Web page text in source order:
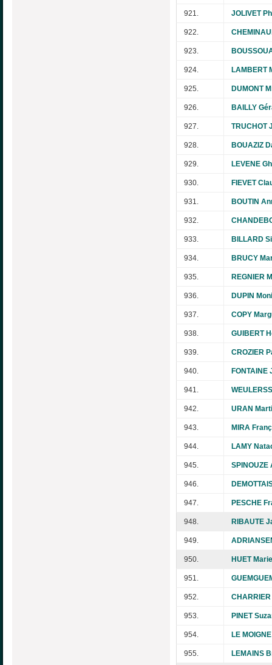
921. JOLIVET
922.
923.
924. LAMBERT
925. DUMONT
926. BAILLY
927. TRUCHOT
928. BOUAZIZ
929. LEVENE
930. FIEVET
931. BOUTIN
932.
933. BILLARD
934. BRUCY
935. REGNIER
936. DUPIN
937. COPY
938. GUIBERT
939. CROZIER
940.
941.
942. URAN
943. MIRA
944. LAMY
945. SPINOUZE
946.
947. PESCHE
948. RIBAUTE
949.
950. HUET
951.
952.
953. PINET
954. LE
955. LEMAINS